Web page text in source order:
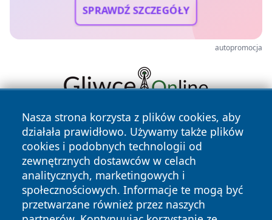
SPRAWDŹ SZCZEGÓŁY
autopromocja
Nasza strona korzysta z plików cookies, aby
działała prawidłowo. Używamy także plików
cookies i podobnych technologii od
zewnętrznych dostawców w celach
analitycznych, marketingowych i
społecznościowych. Informacje te mogą być
przetwarzane również przez naszych
Copyright © 2026 zawiercieonline.pl Wszystkie prawa
zastrzeżone.